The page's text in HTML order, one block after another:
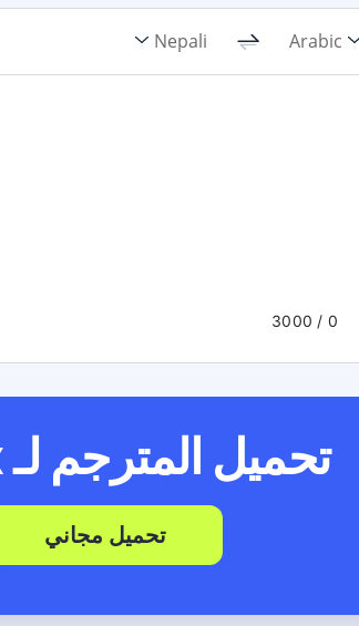
Arabic
Nepali
0
/ 3000
تحميل المترجم لـ
تحميل مجاني